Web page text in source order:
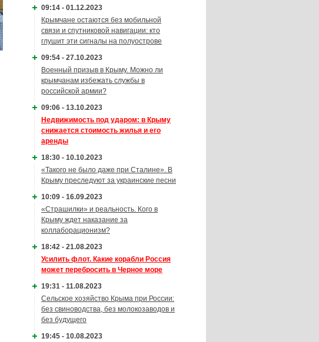
09:14 - 01.12.2023
Крымчане остаются без мобильной
связи и спутниковой навигации: кто
глушит эти сигналы на полуострове
09:54 - 27.10.2023
Военный призыв в Крыму. Можно ли
крымчанам избежать службы в
российской армии?
09:06 - 13.10.2023
Недвижимость под ударом: в Крыму
снижается стоимость жилья и его
аренды
18:30 - 10.10.2023
«Такого не было даже при Сталине». В
Крыму преследуют за украинские песни
10:09 - 16.09.2023
«Страшилки» и реальность. Кого в
Крыму ждет наказание за
коллаборационизм?
18:42 - 21.08.2023
Усилить флот. Какие корабли Россия
может перебросить в Черное море
19:31 - 11.08.2023
Сельское хозяйство Крыма при России:
без свиноводства, без молокозаводов и
без будущего
19:45 - 10.08.2023